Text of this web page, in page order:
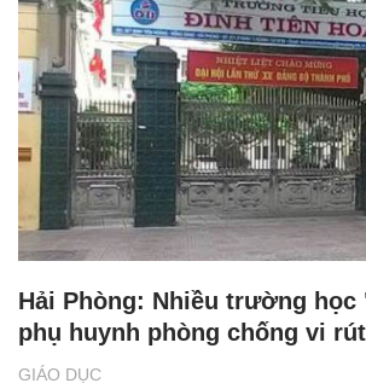
GIÁO DỤC
Hải Phòng: Nhiều trường
phụ huynh phòng chống vi